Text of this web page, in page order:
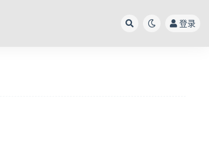
登录